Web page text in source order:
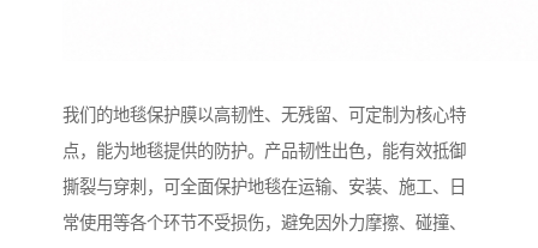
我们的地毯保护膜以高韧性、无残留、可定制为核心特
点，能为地毯提供的防护。产品韧性出色，能有效抵御
撕裂与穿刺，可全面保护地毯在运输、安装、施工、日
常使用等各个环节不受损伤，避免因外力摩擦、碰撞、